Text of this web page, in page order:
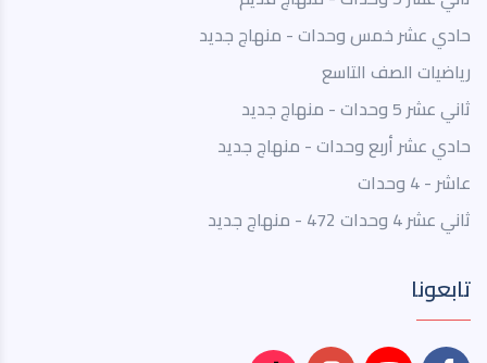
حادي عشر خمس وحدات - منهاج جديد
رياضيات الصف التاسع
ثاني عشر 5 وحدات - منهاج جديد
حادي عشر أربع وحدات - منهاج جديد
عاشر - 4 وحدات
ثاني عشر 4 وحدات 472 - منهاج جديد
تابعونا